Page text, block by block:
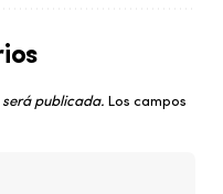
publicada. Los campos